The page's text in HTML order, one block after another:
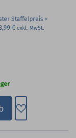
Staffelpreis
€
Zum